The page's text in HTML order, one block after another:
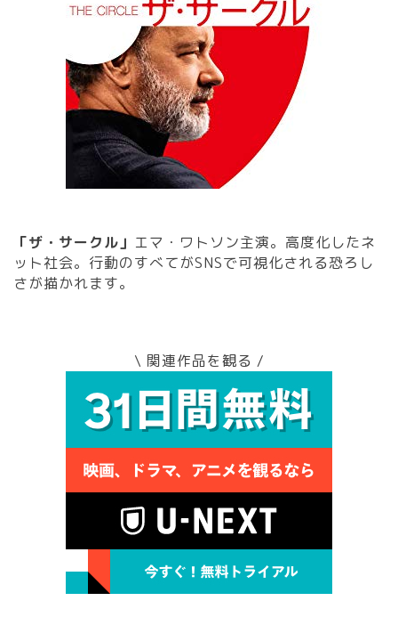
「ザ・サークル」 エマ・ワトソン主演。高度化したネ
ット社会。行動のすべてがSNSで可視化される恐ろし
さが描かれます。
\ 関連作品を観る /